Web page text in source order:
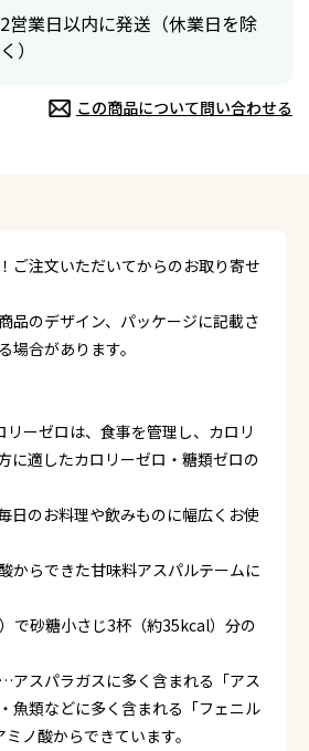
2営業日以内に発送（休業日を除
く）
この商品について問い合わせる
ご注文いただいてからのお取り寄せ
品のデザイン、パッケージに記載さ
場合があります。
ーゼロは、食事を管理し、カロリ
に適したカロリーゼロ・糖類ゼロの
日のお料理や飲みものに幅広くお使
からできた甘味料アスパルテームに
で砂糖小さじ3杯（約35kcal）分の
スパラガスに多く含まれる「アス
魚類などに多く含まれる「フェニル
ノ酸からできています。